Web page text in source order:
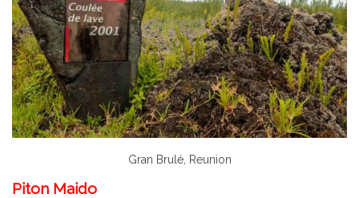
Gran Brulé, Reunion
Piton Maido